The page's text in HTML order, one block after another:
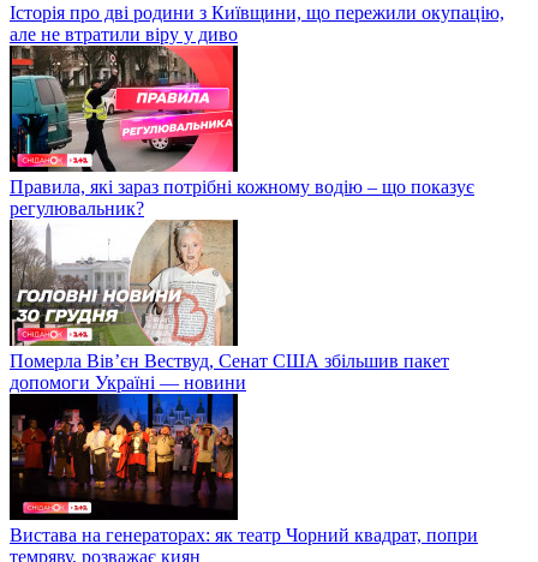
Історія про дві родини з Київщини, що пережили окупацію,
але не втратили віру у диво
Правила, які зараз потрібні кожному водію – що показує
регулювальник?
Померла Вівʼєн Вествуд, Сенат США збільшив пакет
допомоги Україні — новини
Вистава на генераторах: як театр Чорний квадрат, попри
темряву, розважає киян